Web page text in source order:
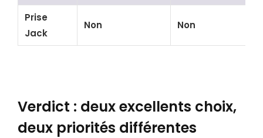
Prise
Jack
Non Non
Verdict : deux excellents choix,
deux priorités différentes